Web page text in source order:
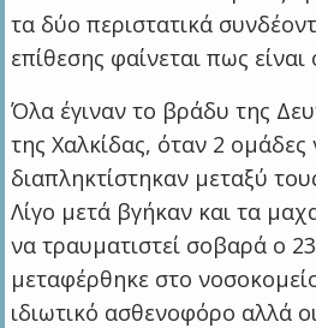
τα δύο περιστατικά
επίθεσης φαίνεται πως
Όλα έγιναν το βράδυ της
της Χαλκίδας, όταν 2
διαπληκτίστηκαν μεταξύ
Λίγο μετά βγήκαν και τα
να τραυματιστεί σοβαρά ο
μεταφέρθηκε στο
ιδιωτικό ασθενοφόρο αλλά